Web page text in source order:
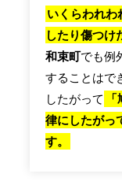
いくらわれわ
したり傷つけ
和束町でも例
することはで
したがって
律にしたがっ
す。